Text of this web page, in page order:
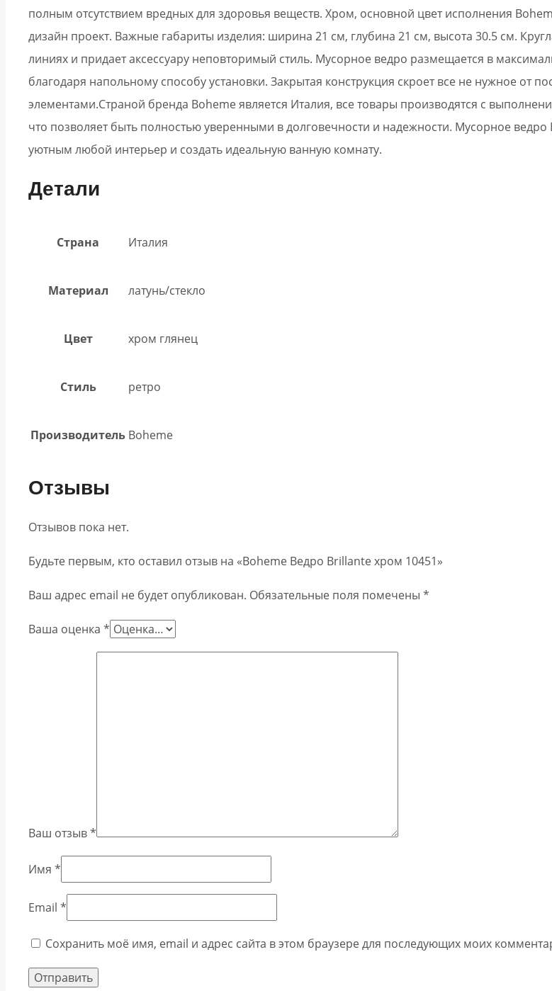
полным отсутствием вредных для здоровья веществ. Хром, основной цвет исполнения
дизайн проект. Важные габариты изделия: ширина 21 см, глубина 21 см, высота 30.5 см.
линиях и придает аксессуару неповторимый стиль. Мусорное ведро размещается в
благодаря напольному способу установки. Закрытая конструкция скроет все не нужное от
элементами.Страной бренда Boheme является Италия, все товары производятся с
что позволяет быть полностью уверенными в долговечности и надежности. Мусорное
уютным любой интерьер и создать идеальную ванную комнату.
Детали
Страна Италия
Материал латунь/стекло
Цвет хром глянец
Стиль ретро
Производитель Boheme
Отзывы
Отзывов пока нет.
Будьте первым, кто оставил отзыв на «Boheme Ведро Brillante хром 10451»
Ваш адрес email не будет опубликован. Обязательные поля помечены *
Ваша оценка *
Ваш отзыв*
Имя *
Email *
Сохранить моё имя, email и адрес сайта в этом браузере для последующих моих